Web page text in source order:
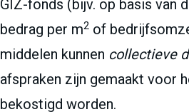
GIZ-fonds (bijv. op basis van
bedrag per m2 of
middelen kunnen collectieve
afspraken zijn gemaakt voor
bekostigd worden.